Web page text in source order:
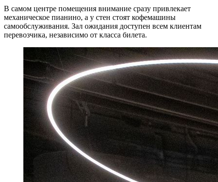
В самом центре помещения внимание сразу привлекает
механическое пианино, а у стен стоят кофемашины
самообслуживания. Зал ожидания доступен всем клиентам
перевозчика, независимо от класса билета.